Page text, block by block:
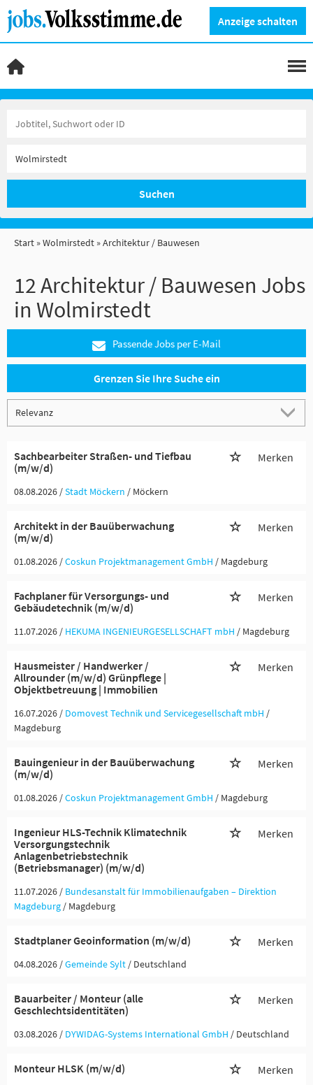
Anzeige schalten
Suchen
Start Wolmirstedt Architektur / Bauwesen
12 Architektur / Bauwesen Jobs
in Wolmirstedt
Passende Jobs per E-Mail
Grenzen Sie Ihre Suche ein
Sachbearbeiter Straßen- und Tiefbau
(m/w/d)
Merken
08.08.2026 /Stadt Möckern / Möckern
Architekt in der Bauüberwachung
(m/w/d)
Merken
01.08.2026 /Coskun Projektmanagement GmbH / Magdeburg
Fachplaner für Versorgungs- und
Gebäudetechnik (m/w/d)
Merken
11.07.2026 / HEKUMA INGENIEURGESELLSCHAFT mbH / Magdeburg
Hausmeister / Handwerker /
Allrounder (m/w/d) Grünpflege |
Objektbetreuung | Immobilien
Merken
16.07.2026 / Domovest Technik und Servicegesellschaft mbH /
Magdeburg
Bauingenieur in der Bauüberwachung
(m/w/d)
Merken
01.08.2026 /Coskun Projektmanagement GmbH / Magdeburg
Ingenieur HLS-Technik Klimatechnik
Versorgungstechnik
Anlagenbetriebstechnik
(Betriebsmanager) (m/w/d)
Merken
11.07.2026 / Bundesanstalt für Immobilienaufgaben – Direktion
Magdeburg / Magdeburg
Stadtplaner Geoinformation (m/w/d) Merken
04.08.2026 /Gemeinde Sylt / Deutschland
Bauarbeiter / Monteur (alle
Geschlechtsidentitäten)
Merken
03.08.2026 / DYWIDAG-Systems International GmbH / Deutschland
Monteur HLSK (m/w/d) Merken